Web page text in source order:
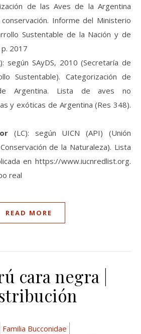
de las Aves de la Argentina
Informe del Ministerio
Sustentable de la Nación y de
2017
según SAyDS, 2010 (Secretaría de
Sustentable). Categorización de
Argentina. Lista de aves no
y exóticas de Argentina (Res 348).
(LC): según UICN (API) (Unión
de la Naturaleza). Lista
en https://www.iucnredlist.org.
real
READ MORE
cara negra |
Familia Bucconidae